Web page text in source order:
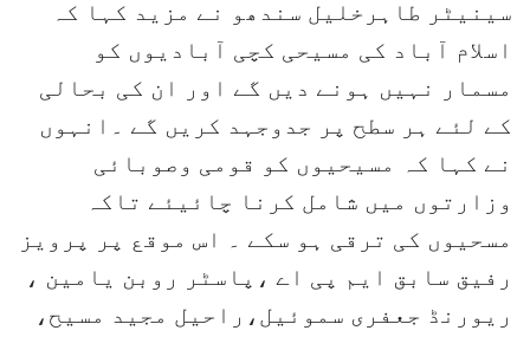
سینیٹر طاہرخلیل سندھو نے مزید کہا کہ
اسلام آباد کی مسیحی کچی آبادیوں کو
مسمار نہیں ہونے دیں گے اور ان کی بحالی
کے لئے ہر سطح پر جدوجہد کریں گے ۔انہوں
نے کہا کہ مسیحیوں کو قومی وصوبائی
وزارتوں میں شامل کرنا چائیئے تاکہ
مسحیوں کی ترقی ہو سکے ۔ اس موقع پر پرویز
رفیق سابق ایم پی اے ،پاسٹر روبن یامین ،
ریورنڈ جعفری سموئیل،راحیل مجید مسیح،